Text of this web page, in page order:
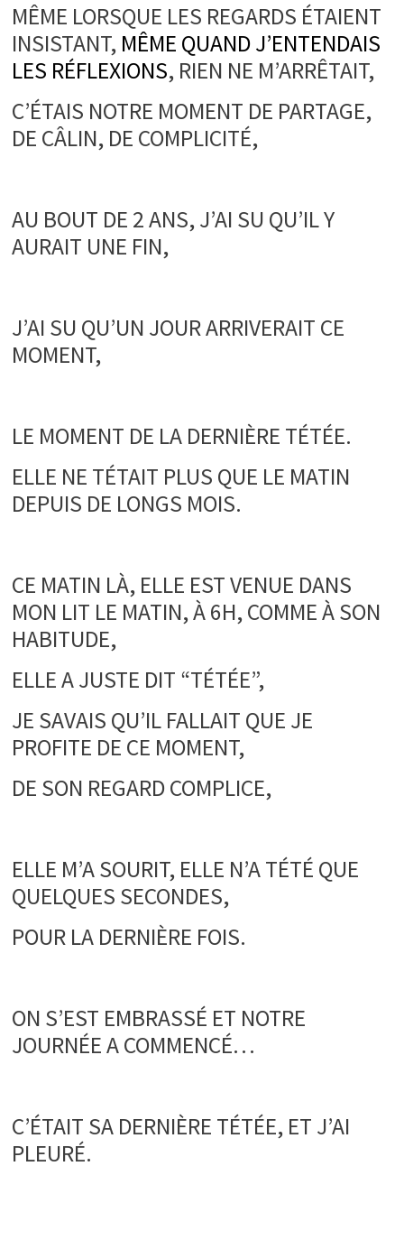
MÊME LORSQUE LES REGARDS ÉTAIENT
INSISTANT, MÊME QUAND J’ENTENDAIS
LES RÉFLEXIONS, RIEN NE M’ARRÊTAIT,
C’ÉTAIS NOTRE MOMENT DE PARTAGE,
DE CÂLIN, DE COMPLICITÉ,
AU BOUT DE 2 ANS, J’AI SU QU’IL Y
AURAIT UNE FIN,
J’AI SU QU’UN JOUR ARRIVERAIT CE
MOMENT,
LE MOMENT DE LA DERNIÈRE TÉTÉE.
ELLE NE TÉTAIT PLUS QUE LE MATIN
DEPUIS DE LONGS MOIS.
CE MATIN LÀ, ELLE EST VENUE DANS
MON LIT LE MATIN, À 6H, COMME À SON
HABITUDE,
ELLE A JUSTE DIT “TÉTÉE”,
JE SAVAIS QU’IL FALLAIT QUE JE
PROFITE DE CE MOMENT,
DE SON REGARD COMPLICE,
ELLE M’A SOURIT, ELLE N’A TÉTÉ QUE
QUELQUES SECONDES,
POUR LA DERNIÈRE FOIS.
ON S’EST EMBRASSÉ ET NOTRE
JOURNÉE A COMMENCÉ…
C’ÉTAIT SA DERNIÈRE TÉTÉE, ET J’AI
PLEURÉ.